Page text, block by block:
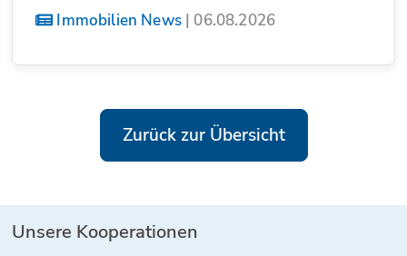
Immobilien News| 06.08.2026
Zurück zur Übersicht
Unsere Kooperationen